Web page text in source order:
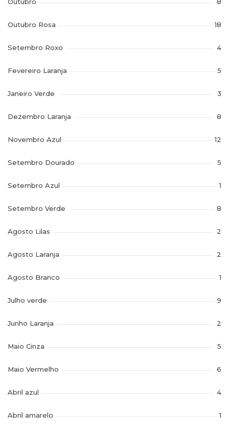
Outubro Rosa 18
Setembro Roxo 4
Fevereiro Laranja 5
Janeiro Verde 3
Dezembro Laranja 8
Novembro Azul 12
Setembro Dourado 5
Setembro Azul 1
Setembro Verde 8
Agosto Lilas 2
Agosto Laranja 2
Agosto Branco 1
Julho verde 9
Junho Laranja 2
Maio Cinza 5
Maio Vermelho 6
Abril azul 4
Abril amarelo 1